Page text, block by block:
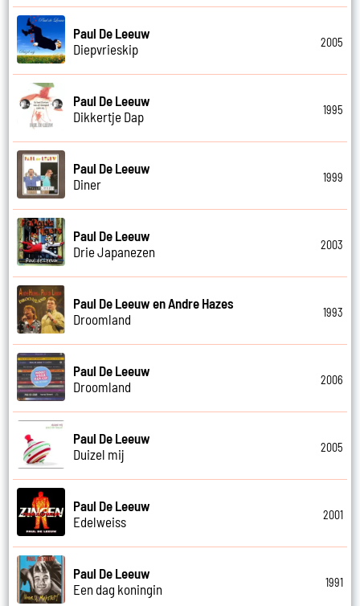
Paul De Leeuw
Diepvrieskip
2005
Paul De Leeuw
Dikkertje Dap
1995
Paul De Leeuw
Diner
1999
Paul De Leeuw
Drie Japanezen
2003
Paul De Leeuw en Andre Hazes
Droomland
1993
Paul De Leeuw
Droomland
2006
Paul De Leeuw
Duizel mij
2005
Paul De Leeuw
Edelweiss
2001
Paul De Leeuw
Een dag koningin
1991